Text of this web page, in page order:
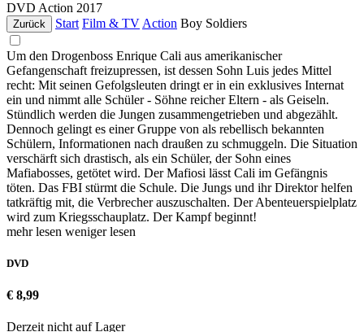
DVD Action 2017
Zurück Start Film & TV Action Boy Soldiers
Um den Drogenboss Enrique Cali aus amerikanischer
Gefangenschaft freizupressen, ist dessen Sohn Luis jedes Mittel
recht: Mit seinen Gefolgsleuten dringt er in ein exklusives Internat
ein und nimmt alle Schüler - Söhne reicher Eltern - als Geiseln.
Stündlich werden die Jungen zusammengetrieben und abgezählt.
Dennoch gelingt es einer Gruppe von als rebellisch bekannten
Schülern, Informationen nach draußen zu schmuggeln. Die Situation
verschärft sich drastisch, als ein Schüler, der Sohn eines
Mafiabosses, getötet wird. Der Mafiosi lässt Cali im Gefängnis
töten. Das FBI stürmt die Schule. Die Jungs und ihr Direktor helfen
tatkräftig mit, die Verbrecher auszuschalten. Der Abenteuerspielplatz
wird zum Kriegsschauplatz. Der Kampf beginnt!
mehr lesen weniger lesen
DVD
€ 8,99
Derzeit nicht auf Lager